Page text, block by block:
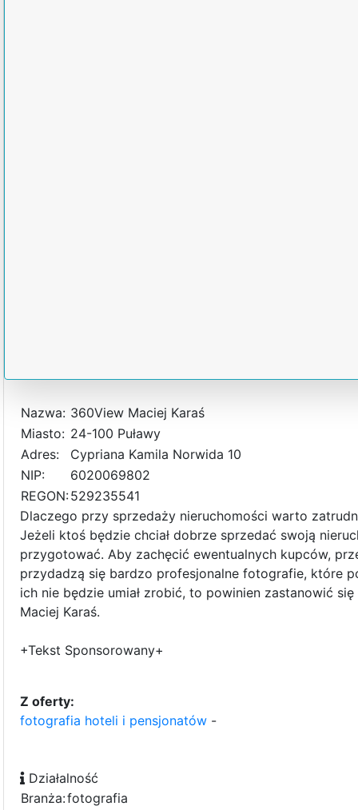
Nazwa: 360View Maciej Karaś
Miasto: 24-100 Puławy
Adres:
Cypriana Kamila Norwida 10
NIP:
6020069802
REGON:529235541
Dlaczego przy sprzedaży nieruchomości warto
Jeżeli ktoś będzie chciał dobrze sprzedać swoją
przygotować. Aby zachęcić ewentualnych kupców,
przydadzą się bardzo profesjonalne fotografie, które
ich nie będzie umiał zrobić, to powinien zastanowić
Maciej Karaś.
+Tekst Sponsorowany+
Z oferty:
fotografia hoteli i pensjonatów -
Działalność
Branża:fotografia